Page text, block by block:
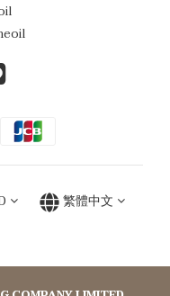
繁體中文